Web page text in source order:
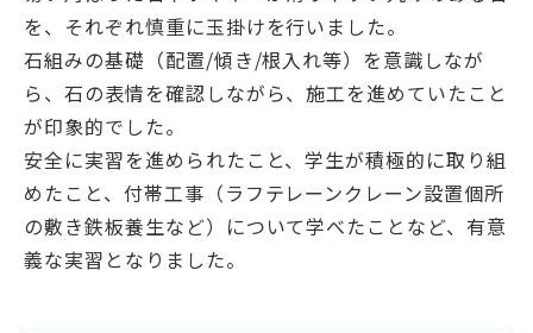
を、それぞれ慎重に玉掛けを行いました。
石組みの基礎（配置/傾き/根入れ等）を意識しなが
ら、石の表情を確認しながら、施工を進めていたこと
が印象的でした。
安全に実習を進められたこと、学生が積極的に取り組
めたこと、付帯工事（ラフテレーンクレーン設置個所
の敷き鉄板養生など）について学べたことなど、有意
義な実習となりました。